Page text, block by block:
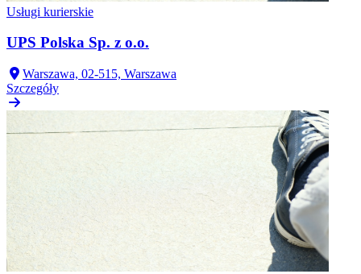
Usługi kurierskie
UPS Polska Sp. z o.o.
Warszawa, 02-515, Warszawa
Szczegóły